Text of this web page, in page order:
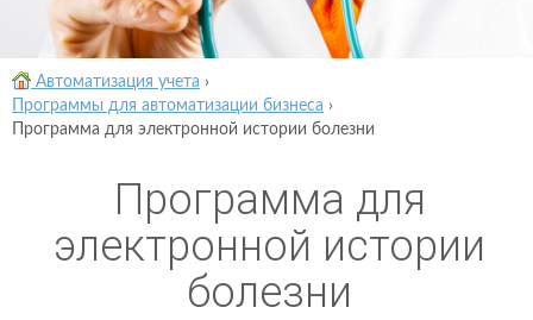
Автоматизация учета ›
Программы для автоматизации бизнеса ›
Программа для электронной истории болезни
Программа для
электронной истории
болезни